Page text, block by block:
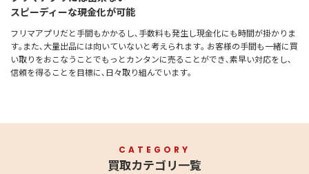
スピーディーな現金化が可能
フリマアプリだと手間もかかるし､手数料も発生し現金化にも時間が掛かりま
す｡また､大量出品には向いていないと考えられます｡ お客様の手間も一緒に買
い取りをおこなうことでもっとカンタンに売ることができ､素早い対応をし､
信頼を得ることを目標に､日々取り組んでいます｡
CATEGORY
買取カテゴリ一覧